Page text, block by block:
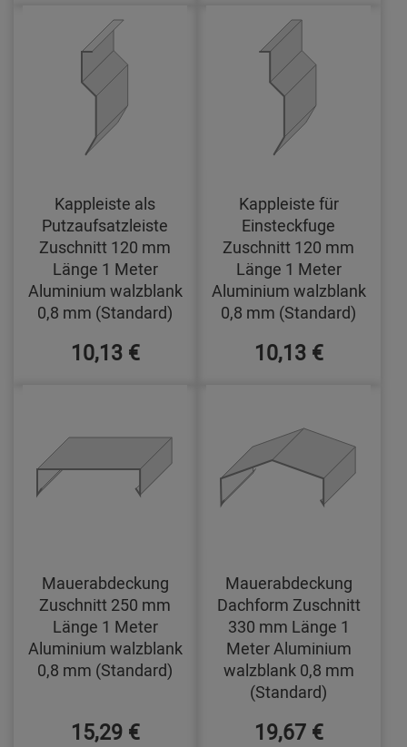
Kappleiste als
Putzaufsatzleiste
Zuschnitt 120 mm
Länge 1 Meter
Aluminium walzblank
0,8 mm (Standard)
10,13 €
Kappleiste für
Einsteckfuge
Zuschnitt 120 mm
Länge 1 Meter
Aluminium walzblank
0,8 mm (Standard)
10,13 €
Mauerabdeckung
Zuschnitt 250 mm
Länge 1 Meter
Aluminium walzblank
0,8 mm (Standard)
15,29 €
Mauerabdeckung
Dachform Zuschnitt
330 mm Länge 1
Meter Aluminium
walzblank 0,8 mm
(Standard)
19,67 €